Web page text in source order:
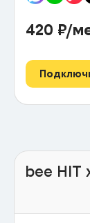
420 ₽/
bee HIT